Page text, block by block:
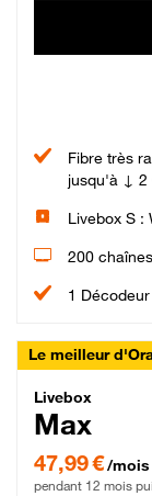
Fibre très
jusqu'à ↓ 2
Livebox S :
200
1
Le meilleur
Livebox
Livebox
Max
47,99 € par mois
47,99 €/mois
pendant 12 mois